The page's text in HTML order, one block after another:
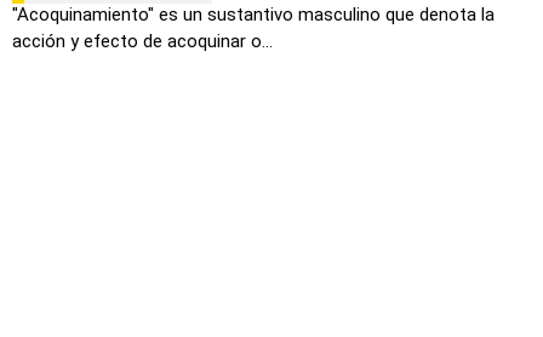
"Acoquinamiento" es un sustantivo masculino que denota la
acción y efecto de acoquinar o...